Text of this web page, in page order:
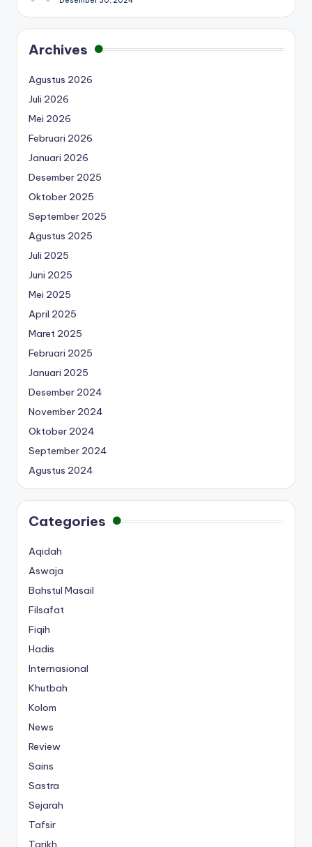
Archives
Agustus 2026
Juli 2026
Mei 2026
Februari 2026
Januari 2026
Desember 2025
Oktober 2025
September 2025
Agustus 2025
Juli 2025
Juni 2025
Mei 2025
April 2025
Maret 2025
Februari 2025
Januari 2025
Desember 2024
November 2024
Oktober 2024
September 2024
Agustus 2024
Categories
Aqidah
Aswaja
Bahstul Masail
Filsafat
Fiqih
Hadis
Internasional
Khutbah
Kolom
News
Review
Sains
Sastra
Sejarah
Tafsir
Tarikh